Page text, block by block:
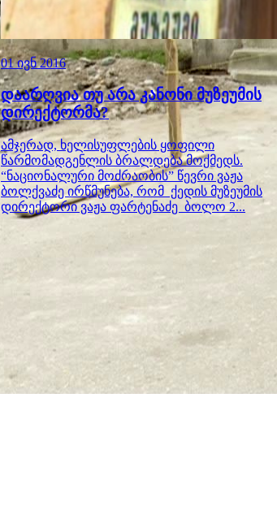
01 ივნ 2016
დაარღვია თუ არა კანონი მუზეუმის
დირექტორმა?
ამჯერად, ხელისუფლების ყოფილი
წარმომადგენლის ბრალდება მოქმედს.
“ნაციონალური მოძრაობის” წევრი ვაჟა
ბოლქვაძე ირწმუნება, რომ ქედის მუზეუმის
დირექტორი ვაჟა ფარტენაძე ბოლო 2...